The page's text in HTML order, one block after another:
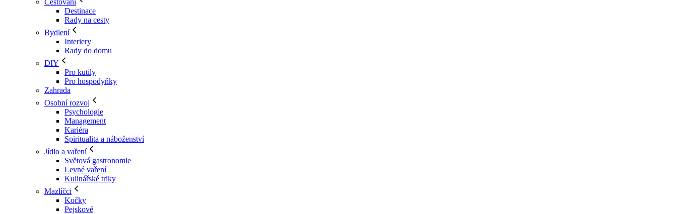
Cestování
Destinace
Rady na cesty
Bydlení
Interiery
Rady do domu
DIY
Pro kutily
Pro hospodyňky
Zahrada
Osobní rozvoj
Psychologie
Management
Kariéra
Spiritualita a náboženství
Jídlo a vaření
Světová gastronomie
Levné vaření
Kulinářské triky
Mazlíčci
Kočky
Pejskové